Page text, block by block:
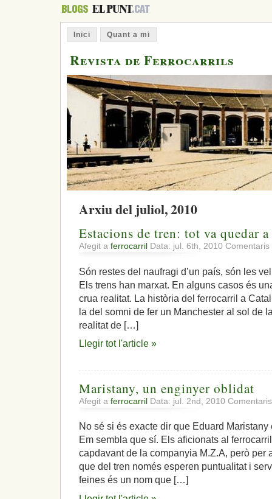
Inici Quant a mi
Revista de Ferrocarrils
Arxiu del juliol, 2010
Estacions de tren: tot va quedar
Afegit a ferrocarril Data: jul. 6th, 2010 Comentaris
Són restes del naufragi d’un país, són les
Els trens han marxat. En alguns casos és
crua realitat. La història del ferrocarril a
la del somni de fer un Manchester al sol de
realitat de […]
Llegir tot l'article »
Maristany, un enginyer oblidat
Afegit a ferrocarril Data: jul. 2nd, 2010
No sé si és exacte dir que Eduard
Em sembla que sí. Els aficionats al
capdavant de la companyia M.Z.A, però per
que del tren només esperen puntualitat i
feines és un nom que […]